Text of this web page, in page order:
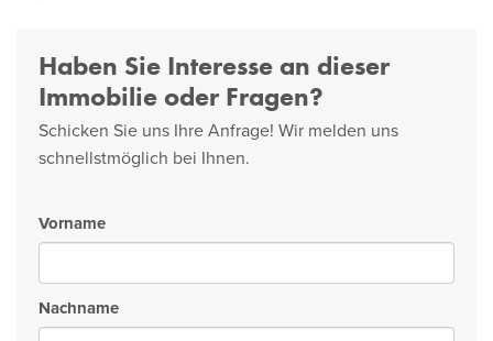
Haben Sie Interesse an dieser
Immobilie oder Fragen?
Schicken Sie uns Ihre Anfrage! Wir melden uns
schnellstmöglich bei Ihnen.
Vorname
Nachname